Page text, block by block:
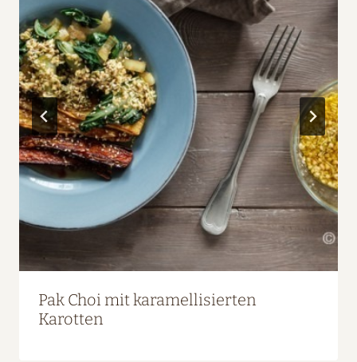
Pak Choi mit karamellisierten
Karotten